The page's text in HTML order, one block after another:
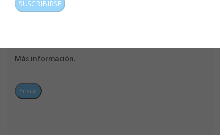
comportamiento, sobre productos, servicios,
Más información.